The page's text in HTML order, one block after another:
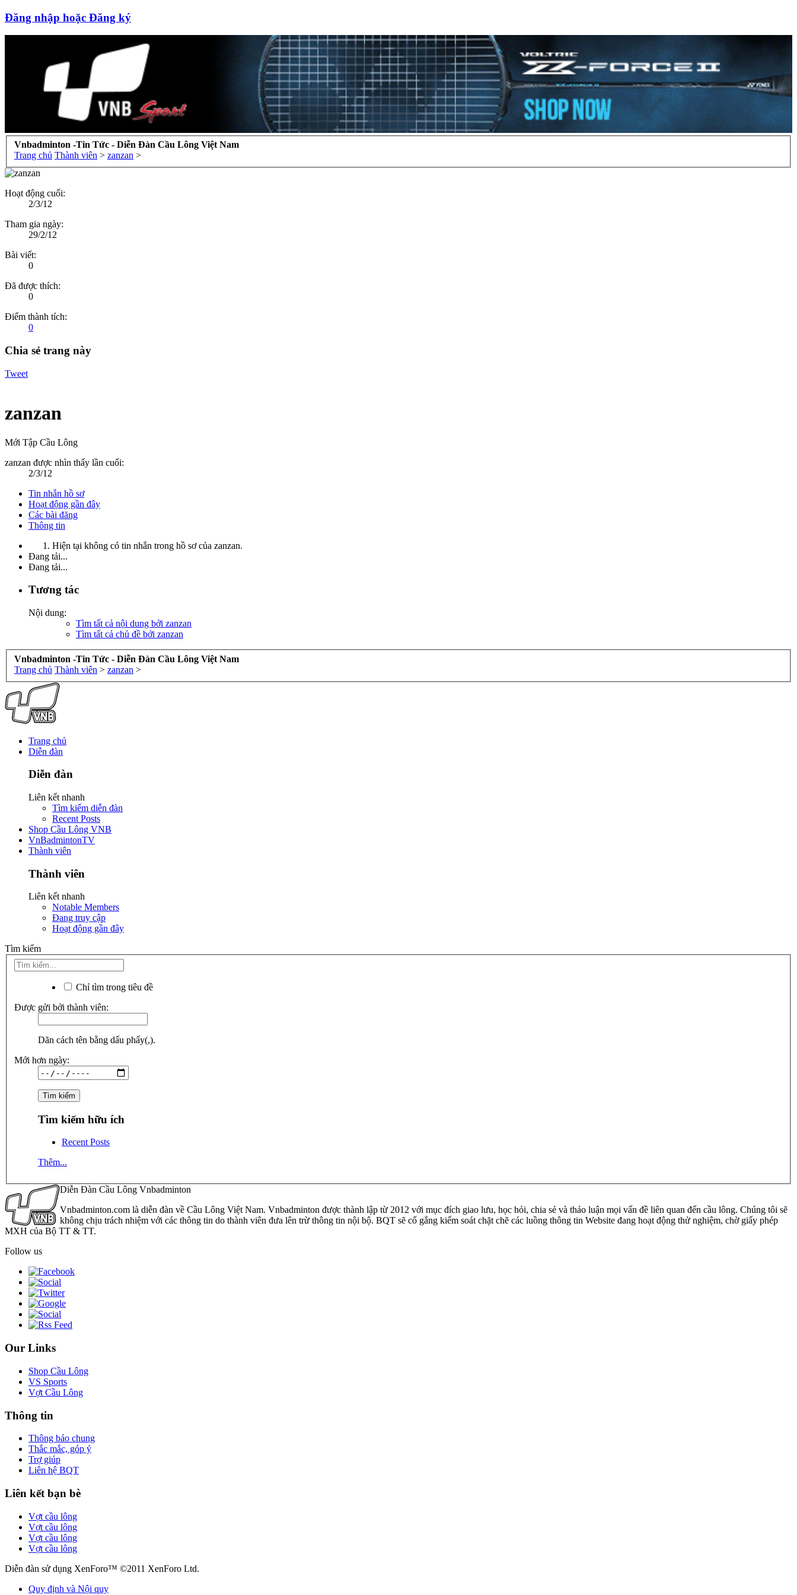
Đăng nhập hoặc Đăng ký
Vnbadminton -Tin Tức - Diễn Đàn Cầu Lông Việt Nam
Trang chủ Thành viên > zanzan >
Hoạt động cuối:
2/3/12
Tham gia ngày:
29/2/12
Bài viết:
0
Đã được thích:
0
Điểm thành tích:
0
Chia sẻ trang này
Tweet
zanzan
Mới Tập Cầu Lông
zanzan được nhìn thấy lần cuối:
2/3/12
Tin nhắn hồ sơ
Hoạt động gần đây
Các bài đăng
Thông tin
Hiện tại không có tin nhắn trong hồ sơ của zanzan.
Đang tải...
Đang tải...
Tương tác
Nội dung:
Tìm tất cả nội dung bởi zanzan
Tìm tất cả chủ đề bởi zanzan
Vnbadminton -Tin Tức - Diễn Đàn Cầu Lông Việt Nam
Trang chủ Thành viên > zanzan >
Trang chủ
Diễn đàn
Diễn đàn
Liên kết nhanh
Tìm kiếm diễn đàn
Recent Posts
Shop Cầu Lông VNB
VnBadmintonTV
Thành viên
Thành viên
Liên kết nhanh
Notable Members
Đang truy cập
Hoạt động gần đây
Tìm kiếm
Chỉ tìm trong tiêu đề
Được gửi bởi thành viên:
Dãn cách tên bằng dấu phẩy(,).
Mới hơn ngày:
Tìm kiếm hữu ích
Recent Posts
Thêm...
Diễn Đàn Cầu Lông Vnbadminton
Vnbadminton.com là diễn đàn về Cầu Lông Việt Nam. Vnbadminton được thành lập từ 2012 với mục đích giao lưu, học hỏi, chia sẻ và thảo luận mọi vấn đề liên quan đến cầu lông. Chúng tôi sẽ
không chịu trách nhiệm với các thông tin do thành viên đưa lên trừ thông tin nội bộ. BQT sẽ cố gắng kiểm soát chặt chẽ các luồng thông tin Website đang hoạt động thử nghiệm, chờ giấy phép
MXH của Bộ TT & TT.
Follow us
Our Links
Shop Cầu Lông
VS Sports
Vợt Cầu Lông
Thông tin
Thông báo chung
Thắc mắc, góp ý
Trợ giúp
Liên hệ BQT
Liên kết bạn bè
Vợt cầu lông
Vợt cầu lông
Vợt cầu lông
Vợt cầu lông
Diễn đàn sử dụng XenForo™ ©2011 XenForo Ltd.
Quy định và Nội quy